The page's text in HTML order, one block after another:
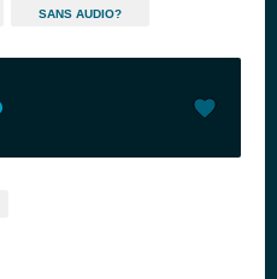
SANS AUDIO?